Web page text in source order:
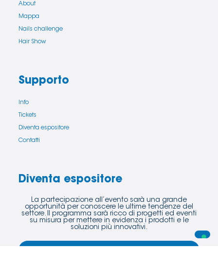
About
Mappa
Nails challenge
Hair Show
Supporto
Info
Tickets
Diventa espositore
Contatti
Diventa espositore
La partecipazione all’evento sarà una grande
opportunità per conoscere le ultime tendenze del
settore. Il programma sarà ricco di progetti ed eventi
su misura per mettere in evidenza i prodotti e le
soluzioni più innovativi.